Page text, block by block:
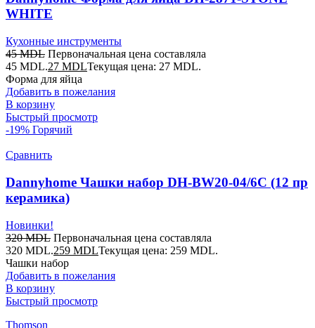
WHITE
Кухонные инструменты
45MDL Первоначальная цена составляла
45 MDL.27 MDLТекущая цена: 27 MDL.
Форма для яйца
Добавить в пожелания
В корзину
Быстрый просмотр
-19% Горячий
Сравнить
Dannyhome Чашки набор DH-BW20-04/6C (12 пр
керамика)
Новинки!
320MDL Первоначальная цена составляла
320 MDL.259 MDLТекущая цена: 259 MDL.
Чашки набор
Добавить в пожелания
В корзину
Быстрый просмотр
Thomson